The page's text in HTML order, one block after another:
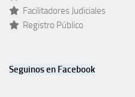
Facilitadores Judiciales
Registro Público
Seguinos en Facebook